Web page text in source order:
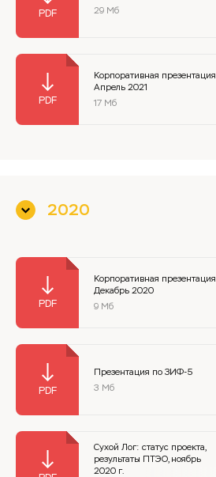
29 Мб
Корпоративная презентация.
Апрель 2021
17 Мб
2020
Корпоративная презентация.
Декабрь 2020
9 Мб
Презентация по ЗИФ-5
3 Мб
Сухой Лог: статус проекта,
результаты ПТЭО, ноябрь
2020 г.